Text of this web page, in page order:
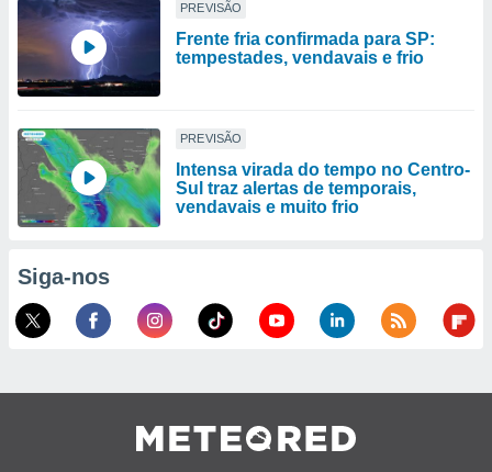
PREVISÃO
Frente fria confirmada para SP:
tempestades, vendavais e frio
PREVISÃO
Intensa virada do tempo no Centro-
Sul traz alertas de temporais,
vendavais e muito frio
Siga-nos